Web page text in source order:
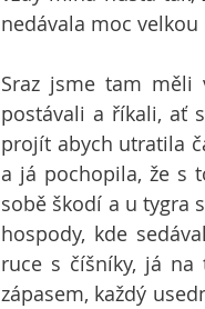
nedávala moc
Sraz jsme tam
postávali a říkali, ať
projít abych utratila
a já pochopila, že s
sobě škodí a u tygra
hospody, kde
ruce s číšníky, já
zápasem, každý